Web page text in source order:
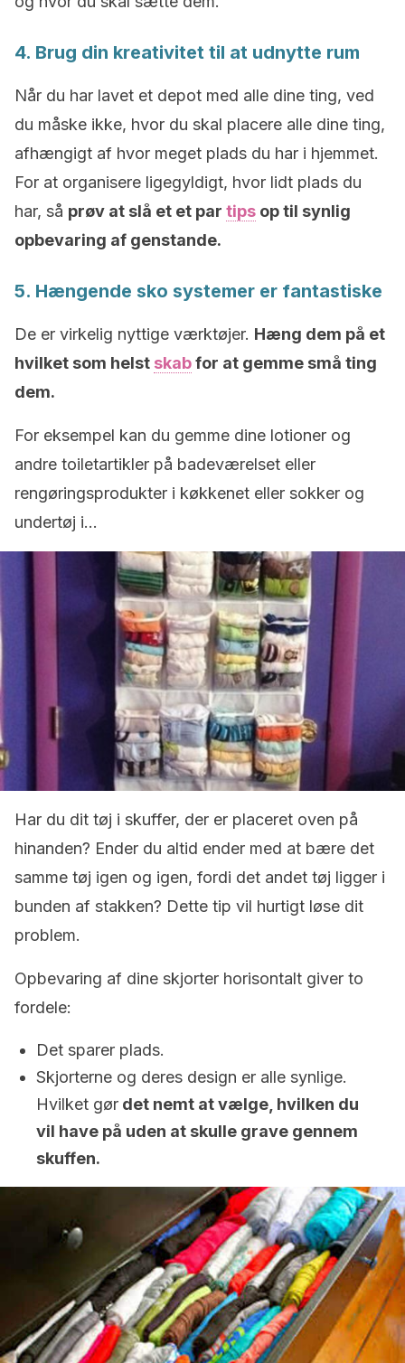
4. Brug din kreativitet til at udnytte rum
Når du har lavet et depot med alle dine ting, ved
du måske ikke, hvor du skal placere alle dine ting,
afhængigt af hvor meget plads du har i hjemmet.
For at organisere ligegyldigt, hvor lidt plads du
har, så prøv at slå et et par tips op til synlig
opbevaring af genstande.
5. Hængende sko systemer er fantastiske
De er virkelig nyttige værktøjer. Hæng dem på et
hvilket som helst skabfor at gemme små ting
dem.
For eksempel kan du gemme dine lotioner og
andre toiletartikler på badeværelset eller
rengøringsprodukter i køkkenet eller sokker og
undertøj i…
Har du dit tøj i skuffer, der er placeret oven på
hinanden? Ender du altid ender med at bære det
samme tøj igen og igen, fordi det andet tøj ligger i
bunden af stakken? Dette tip vil hurtigt løse dit
problem.
Opbevaring af dine skjorter horisontalt giver to
fordele:
Det sparer plads.
Skjorterne og deres design er alle synlige.
Hvilket gør det nemt at vælge, hvilken du
vil have på uden at skulle grave gennem
skuffen.